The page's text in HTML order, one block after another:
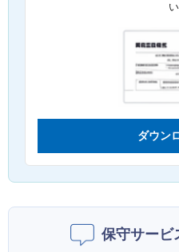
い
ダウン
保守サービ